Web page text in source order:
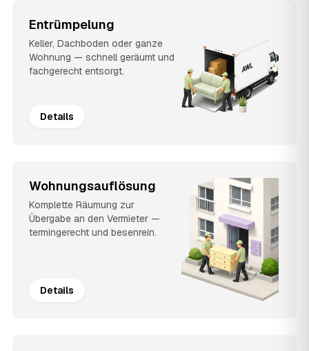
Entrümpelung
Keller, Dachboden oder ganze
Wohnung — schnell geräumt und
fachgerecht entsorgt.
Details
Wohnungsauflösung
Komplette Räumung zur
Übergabe an den Vermieter —
termingerecht und besenrein.
Details